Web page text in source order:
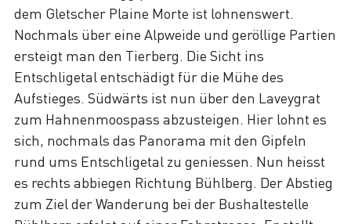
dem Gletscher Plaine Morte ist lohnenswert.
Nochmals über eine Alpweide und geröllige Partien
ersteigt man den Tierberg. Die Sicht ins
Entschligetal entschädigt für die Mühe des
Aufstieges. Südwärts ist nun über den Laveygrat
zum Hahnenmoospass abzusteigen. Hier lohnt es
sich, nochmals das Panorama mit den Gipfeln
rund ums Entschligetal zu geniessen. Nun heisst
es rechts abbiegen Richtung Bühlberg. Der Abstieg
zum Ziel der Wanderung bei der Bushaltestelle